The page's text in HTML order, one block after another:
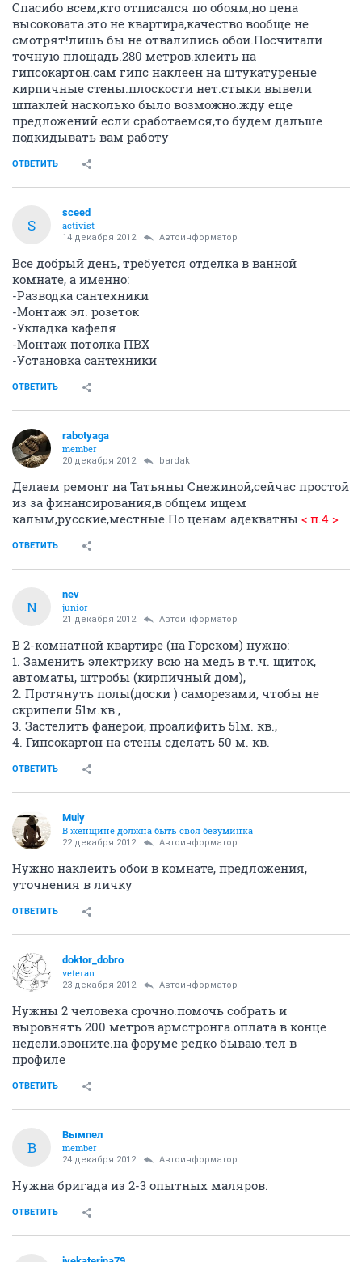
Спасибо всем,кто отписался по обоям,но цена
высоковата.это не квартира,качество вообще не
смотрят!лишь бы не отвалились обои.Посчитали
точную площадь.280 метров.клеить на
гипсокартон.сам гипс наклеен на штукатуреные
кирпичные стены.плоскости нет.стыки вывели
шпаклей насколько было возможно.жду еще
предложений.если сработаемся,то будем дальше
подкидывать вам работу
ОТВЕТИТЬ
S
sceed
activist
14 декабря 2012 Автоинформатор
Все добрый день, требуется отделка в ванной
комнате, а именно:
-Разводка сантехники
-Монтаж эл. розеток
-Укладка кафеля
-Монтаж потолка ПВХ
-Установка сантехники
ОТВЕТИТЬ
rabotyaga
member
20 декабря 2012 bardak
Делаем ремонт на Татьяны Снежиной,сейчас простой
из за финансирования,в общем ищем
калым,русские,местные.По ценам адекватны < п.4 >
ОТВЕТИТЬ
N
nev
junior
21 декабря 2012 Автоинформатор
В 2-комнатной квартире (на Горском) нужно:
1. Заменить электрику всю на медь в т.ч. щиток,
автоматы, штробы (кирпичный дом),
2. Протянуть полы(доски ) саморезами, чтобы не
скрипели 51м.кв.,
3. Застелить фанерой, проалифить 51м. кв.,
4. Гипсокартон на стены сделать 50 м. кв.
ОТВЕТИТЬ
Muly
В женщине должна быть своя безyминка
22 декабря 2012 Автоинформатор
Нужно наклеить обои в комнате, предложения,
уточнения в личку
ОТВЕТИТЬ
doktor_dobro
veteran
23 декабря 2012 Автоинформатор
Нужны 2 человека срочно.помочь собрать и
выровнять 200 метров армстронга.оплата в конце
недели.звоните.на форуме редко бываю.тел в
профиле
ОТВЕТИТЬ
В
Вымпел
member
24 декабря 2012 Автоинформатор
Нужна бригада из 2-3 опытных маляров.
ОТВЕТИТЬ